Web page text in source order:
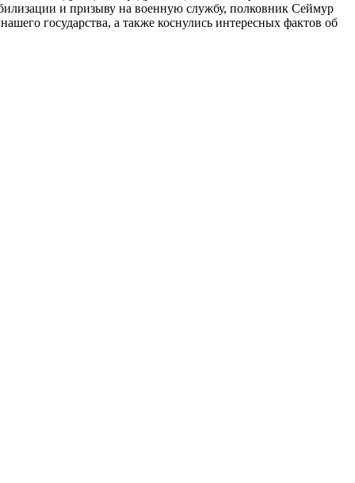
и призыву на военную службу, полковник Сеймур
государства, а также коснулись интересных фактов об